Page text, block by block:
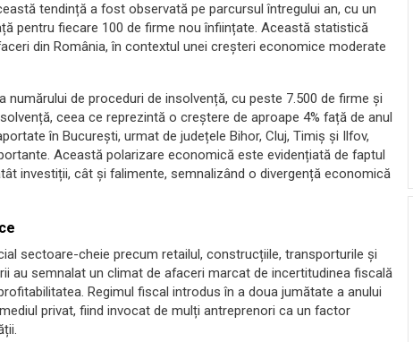
tendință a fost observată pe parcursul întregului an, cu un
pentru fiecare 100 de firme nou înființate. Această statistică
din România, în contextul unei creșteri economice moderate
de proceduri de insolvență, cu peste 7.500 de firme și
ceea ce reprezintă o creștere de aproape 4% față de anul
în București, urmat de județele Bihor, Cluj, Timiș și Ilfov,
Această polarizare economică este evidențiată de faptul
investiții, cât și falimente, semnalizând o divergență economică
sectoare-cheie precum retailul, construcțiile, transporturile și
au semnalat un climat de afaceri marcat de incertitudinea fiscală
Regimul fiscal introdus în a doua jumătate a anului
privat, fiind invocat de mulți antreprenori ca un factor